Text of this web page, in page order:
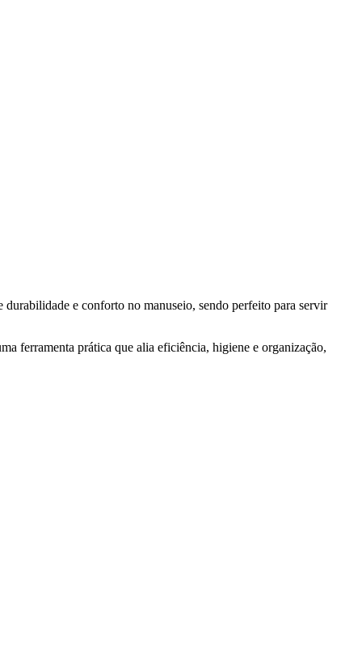
e conforto no manuseio, sendo perfeito para servir
ferramenta prática que alia eficiência, higiene e organização,